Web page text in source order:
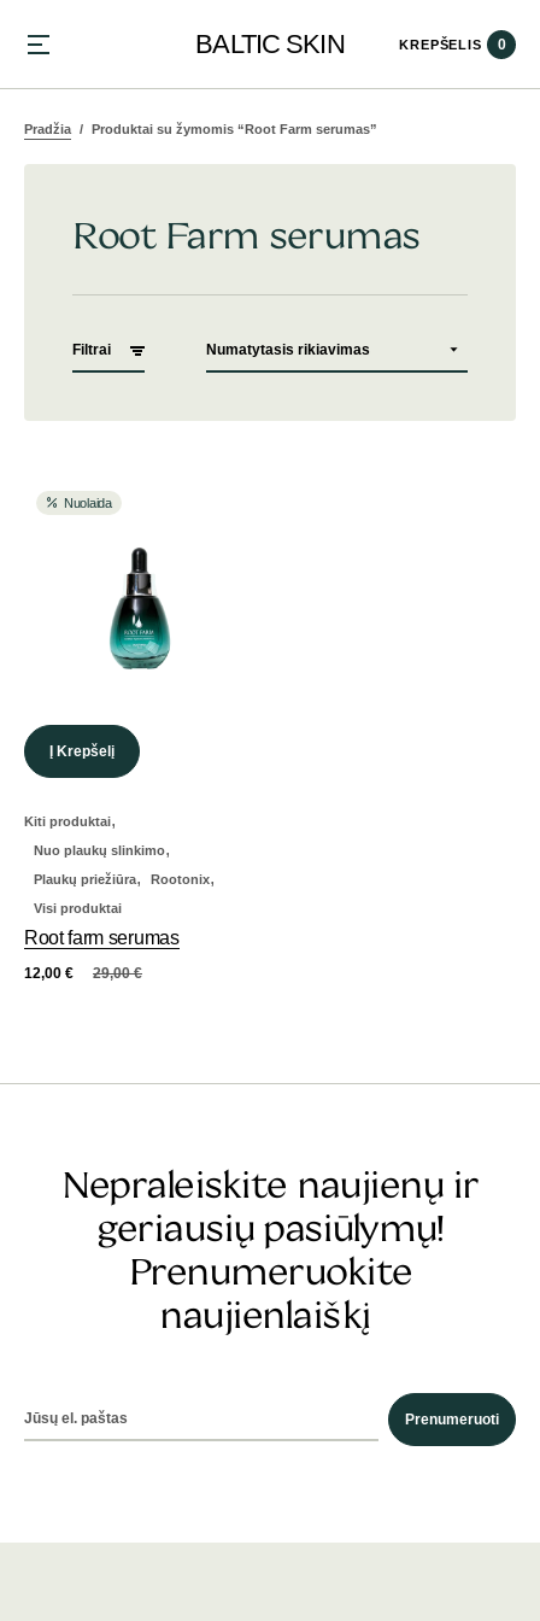
BALTIC SKIN KREPŠELIS 0
Pradžia Produktai su žymomis “Root Farm serumas”
Root Farm serumas
Filtrai
Nuolaida
Į Krepšelį
Kiti produktai,
Nuo plaukų slinkimo,
Plaukų priežiūra, Rootonix,
Visi produktai
Root farm serumas
29,00€
12,00 €
Nepraleiskite naujienų ir
geriausių pasiūlymų!
Prenumeruokite
naujienlaiškį
Prenumeruoti